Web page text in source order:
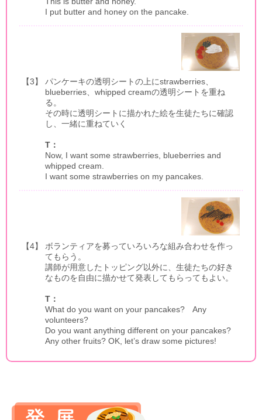
I put butter and honey on the pancake.
【3】
パンケーキの透明シートの上にstrawberries、
blueberries、whipped creamの透明シートを重ね
る。
その時に透明シートに描かれた絵を生徒たちに確認
し、一緒に重ねていく
T：
Now, I want some strawberries, blueberries and
whipped cream.
I want some strawberries on my pancakes.
【4】
ボランティアを募っていろいろな組み合わせを作っ
てもらう。
講師が用意したトッピング以外に、生徒たちの好き
なものを自由に描かせて発表してもらってもよい。
T：
What do you want on your pancakes? Any
volunteers?
Do you want anything different on your pancakes?
Any other fruits? OK, let’s draw some pictures!